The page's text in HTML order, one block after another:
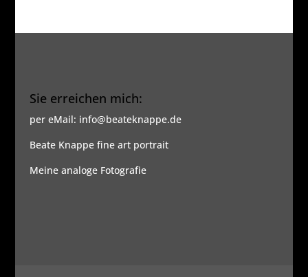
Sie erreichen mich:
per eMail: info@beateknappe.de
Beate Knappe fine art portrait
Meine analoge Fotografie